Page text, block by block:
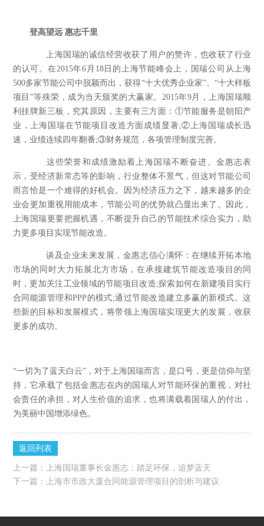
登高望远 惠志千里
上海国瑞的诚信经营收获了用户的赞许，也收获了行业
的认可。在2015年6 月 18日 的上海节能峰会上，国瑞公司从上海
500多家节能公司中脱颖而出，获得“十大优秀企业家”、“十大样板
项目”等殊荣，成为当天颁奖的大赢家。 2015年9月，上海国瑞顺
利挂牌新三板，究其原因，主要有三方面：①节能服务是朝阳产
业，上海国瑞在节能项目改造方面成绩显著 ;②上海国瑞成长迅
速，业绩连续四年翻番;③财务规范，各项管理制度完善。
这些荣誉和成绩激励着上海国瑞不断奋进。金惠志表
示，受经济新常态等的影响，行业整体不景气，但这对节能公司
而言恰是一个难得的好机会。因为经济压力之下，越来越多的企
业会更加重视用能成本，节能公司的优势就凸显出来了。因此，
上海国瑞更要把握机遇，不断提升自己的节能技术综合实力，助
力更多项目实现节能改造。
谈及企业未来发展，金惠志信心满怀：在继续开拓本地
市场的同时大力拓展北方市场，在承接建筑节能改造项目的同
时，更加关注工业领域的节能项目改造;探索如何在新建项目实行
合同能源管理和PPP 的模式;通过节能改造建立多赢的新模式。这
些新的目标和发展模式，将带领上海国瑞实现更大的发展，收获
更多的成功。
“一切为了蓝天白云”，对于上海国瑞而言，是口号，更是信仰与坚
持，它承载了包括金惠志在内的国瑞人对节能环保的重视，对社
会责任的承担，对人生价值的追求，也将满载着国瑞人的付出，
为美丽中国增添绿色。
返回列表
上一篇：
上海国瑞董事长金惠志：踏足环保，追梦蓝天
下一篇：
上海市市政大厦合同能源管理项目的剖析与建议